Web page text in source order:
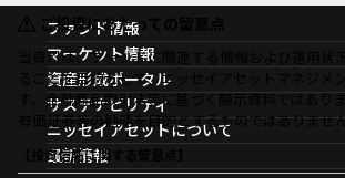
ご投資にあたっての留意点
当資料は、ファンドに関連する情報および運用状
ることを目的として、ニッセイアセットマネジメ
す。金融商品取引法等に基づく開示資料ではあり
有価証券等の勧誘を目的とするものではありませ
【投資信託に関する留意点】
ファンド情報
ファンド情報TOP
基準価額一覧
ファンド検索
ファンド比較
決算カレンダー
海外休日カレンダー
投資信託新商品のご案内
マーケット情報
マーケット情報TOP
マーケット指数
マーケットレポート
コラム
ファンドレポート
資産形成ポータル
資産形成ポータルTOP
資産形成サービス
Nダイレクト
サステナビリティ
サステナビリティTOP
サステナビリティ経営
サステナブル投資
ニッセイアセットについて
ニッセイアセットについてTOP
会社情報
最新情報
マーケットニュース